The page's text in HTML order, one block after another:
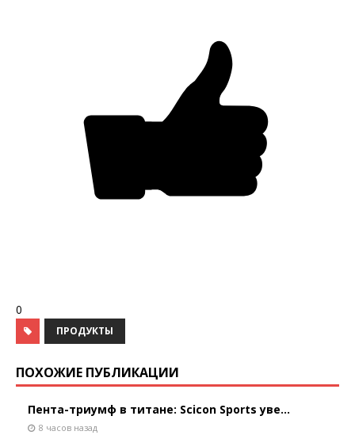
0
ПРОДУКТЫ
ПОХОЖИЕ ПУБЛИКАЦИИ
Пента-триумф в титане: Scicon Sports уве...
8 часов назад